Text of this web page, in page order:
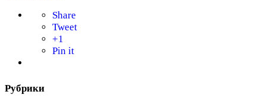
Share
Tweet
+1
Pin it
Рубрики